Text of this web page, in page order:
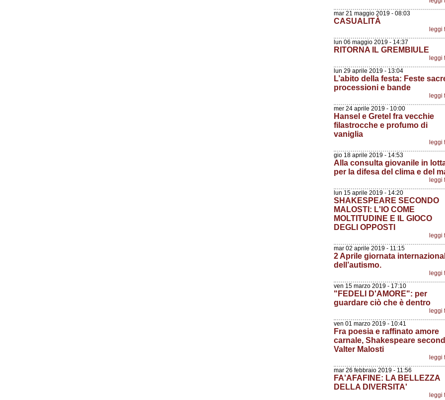
mar 21 maggio 2019 - 08:03
CASUALITÀ
leggi
lun 06 maggio 2019 - 14:37
RITORNA IL GREMBIULE
leggi
lun 29 aprile 2019 - 13:04
L’abito della festa: Feste
processioni e bande
leggi
mer 24 aprile 2019 - 10:00
Hansel e Gretel fra vecchie
filastrocche e profumo di
vaniglia
leggi
gio 18 aprile 2019 - 14:53
Alla consulta giovanile in
per la difesa del clima e del
leggi
lun 15 aprile 2019 - 14:20
SHAKESPEARE SECONDO
MALOSTI: L'IO COME
MOLTITUDINE E IL GIOCO
DEGLI OPPOSTI
leggi
mar 02 aprile 2019 - 11:15
2 Aprile giornata
dell’autismo.
leggi
ven 15 marzo 2019 - 17:10
"FEDELI D'AMORE": per
guardare ciò che è dentro
leggi
ven 01 marzo 2019 - 10:41
Fra poesia e raffinato amore
carnale, Shakespeare
Valter Malosti
leggi
mar 26 febbraio 2019 - 11:56
FA'AFAFINE: LA BELLEZZA
DELLA DIVERSITA'
leggi